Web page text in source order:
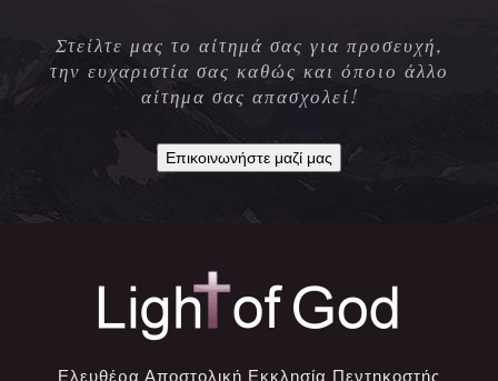
Στείλτε μας το αίτημά σας για προσευχή,
την ευχαριστία σας καθώς και όποιο άλλο
αίτημα σας απασχολεί!
Επικοινωνήστε μαζί μας
Ελευθέρα Αποστολική Εκκλησία Πεντηκοστής